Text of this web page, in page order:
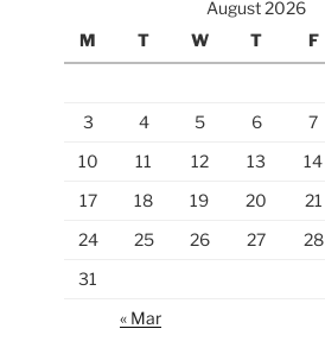
August 2026
M
T W T F
3
4 5 6 7
10
11 12 13 14
17
18 19 20 21
24
25 26 27 28
31
« Mar